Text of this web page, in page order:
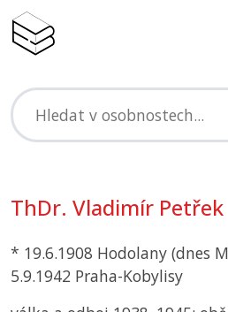
ThDr. Vladimír Petřek
* 19.6.1908 Hodolany (dnes
5.9.1942 Praha-Kobylisy